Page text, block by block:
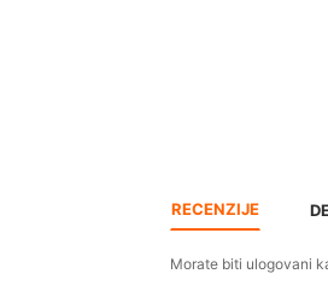
RECENZIJE
Morate biti ulogovani